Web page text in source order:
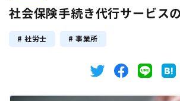
SATO MAGAZINEとは
キーワード
試用期間 雇用契約
社会保険手続き代行サービス
社労士 事業所